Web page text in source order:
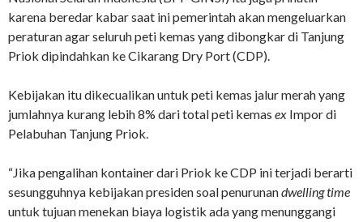
karena beredar kabar saat ini pemerintah akan mengeluarkan
peraturan agar seluruh peti kemas yang dibongkar di Tanjung
Priok dipindahkan ke Cikarang Dry Port (CDP).
Kebijakan itu dikecualikan untuk peti kemas jalur merah yang
jumlahnya kurang lebih 8% dari total peti kemas ex Impor di
Pelabuhan Tanjung Priok.
“Jika pengalihan kontainer dari Priok ke CDP ini terjadi berarti
sesungguhnya kebijakan presiden soal penurunandwelling time
untuk tujuan menekan biaya logistik ada yang menunggangi